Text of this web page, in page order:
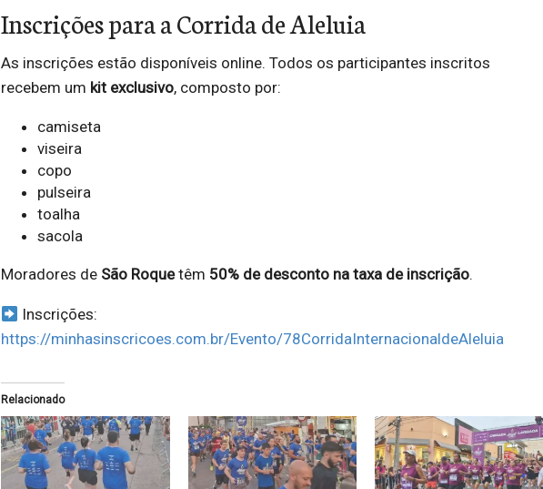
Inscrições para a Corrida de Aleluia
As inscrições estão disponíveis online. Todos os participantes inscritos
recebem um kit exclusivo, composto por:
camiseta
viseira
copo
pulseira
toalha
sacola
Moradores de São Roquetêm 50% de desconto na taxa de inscrição.
Inscrições:
https://minhasinscricoes.com.br/Evento/78CorridaInternacionaldeAleluia
Relacionado